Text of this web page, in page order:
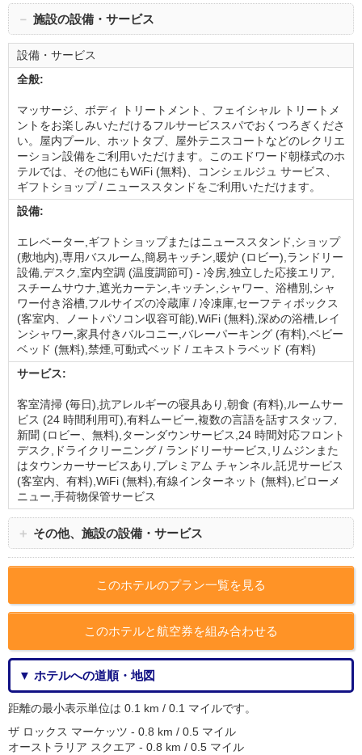
－ 施設の設備・サービス
設備・サービス
全般:
マッサージ、ボディ トリートメント、フェイシャル トリートメ
ントをお楽しみいただけるフルサービススパでおくつろぎくださ
い。屋内プール、ホットタブ、屋外テニスコートなどのレクリエ
ーション設備をご利用いただけます。このエドワード朝様式のホ
テルでは、その他にもWiFi (無料)、コンシェルジュ サービス、
ギフトショップ / ニューススタンドをご利用いただけます。
設備:
エレベーター,ギフトショップまたはニューススタンド,ショップ
(敷地内),専用バスルーム,簡易キッチン,暖炉 (ロビー),ランドリー
設備,デスク,室内空調 (温度調節可) - 冷房,独立した応接エリア,
スチームサウナ,遮光カーテン,キッチン,シャワー、浴槽別,シャ
ワー付き浴槽,フルサイズの冷蔵庫 / 冷凍庫,セーフティボックス
(客室内、ノートパソコン収容可能),WiFi (無料),深めの浴槽,レイ
ンシャワー,家具付きバルコニー,バレーパーキング (有料),ベビー
ベッド (無料),禁煙,可動式ベッド / エキストラベッド (有料)
サービス:
客室清掃 (毎日),抗アレルギーの寝具あり,朝食 (有料),ルームサー
ビス (24 時間利用可),有料ムービー,複数の言語を話すスタッフ,
新聞 (ロビー、無料),ターンダウンサービス,24 時間対応フロント
デスク,ドライクリーニング / ランドリーサービス,リムジンまた
はタウンカーサービスあり,プレミアム チャンネル,託児サービス
(客室内、有料),WiFi (無料),有線インターネット (無料),ピローメ
ニュー,手荷物保管サービス
＋ その他、施設の設備・サービス
このホテルのプラン一覧を見る
このホテルと航空券を組み合わせる
▼ ホテルへの道順・地図
距離の最小表示単位は 0.1 km / 0.1 マイルです。
ザ ロックス マーケッツ - 0.8 km / 0.5 マイル
オーストラリア スクエア - 0.8 km / 0.5 マイル